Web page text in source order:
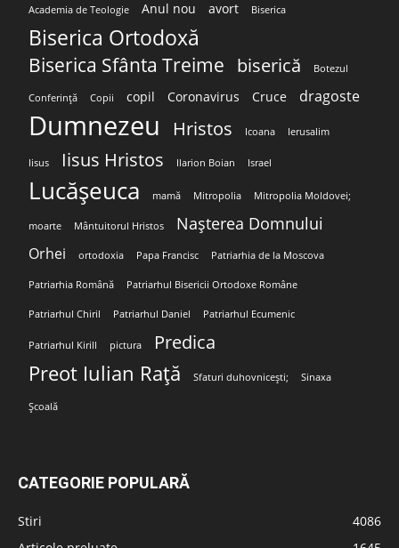
Academia de Teologie Anul nou avort Biserica
Biserica Ortodoxă
Biserica Sfânta Treime biserică Botezul
Conferință Copii copil Coronavirus Cruce dragoste
Dumnezeu Hristos Icoana Ierusalim
Iisus Iisus Hristos Ilarion Boian Israel
Lucășeuca mamă Mitropolia Mitropolia Moldovei;
moarte Mântuitorul Hristos Nașterea Domnului
Orhei ortodoxia Papa Francisc Patriarhia de la Moscova
Patriarhia Română Patriarhul Bisericii Ortodoxe Române
Patriarhul Chiril Patriarhul Daniel Patriarhul Ecumenic
Patriarhul Kirill pictura Predica
Preot Iulian Rață Sfaturi duhovnicești; Sinaxa
Școală
CATEGORIE POPULARĂ
Stiri
4086